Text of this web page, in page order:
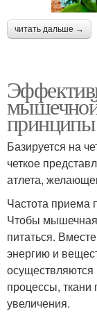
читать дальше →
Базируется на
четкое
атлета,
Частота приема
Чтобы мышечная
питаться.
энергию и
процессы, ткани
увеличения.